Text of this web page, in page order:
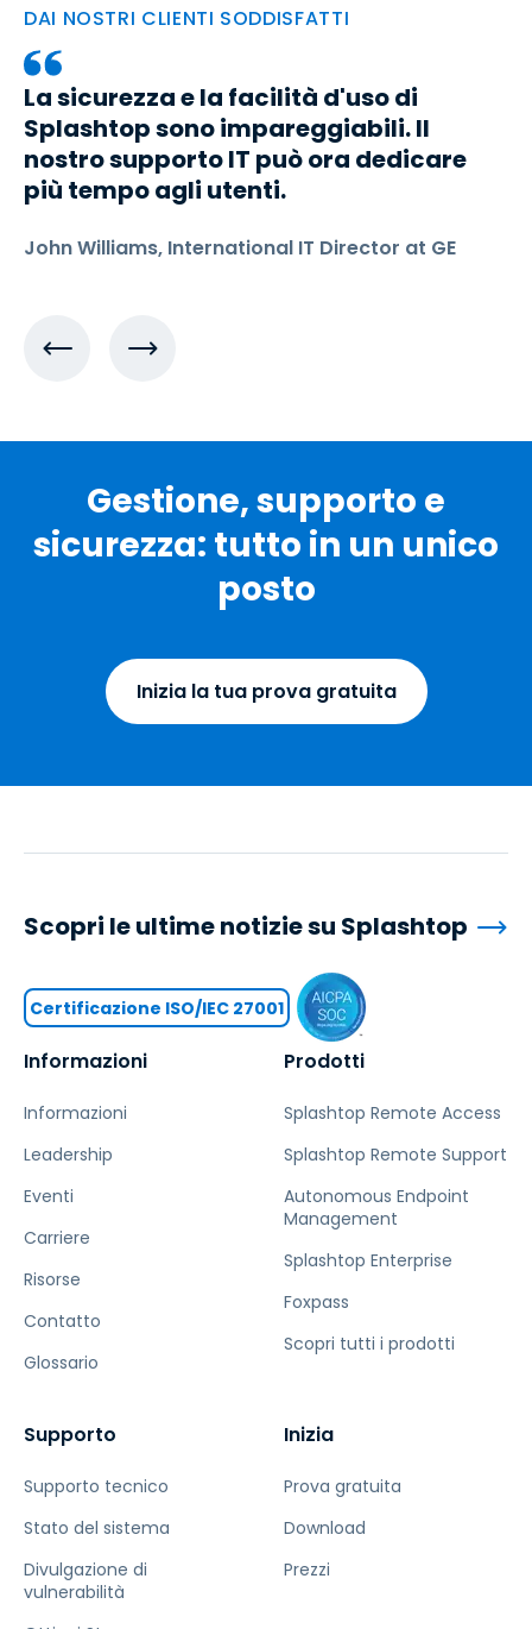
DAI NOSTRI CLIENTI SODDISFATTI
La sicurezza e la facilità d'uso di
Splashtop sono impareggiabili. Il
nostro supporto IT può ora dedicare
più tempo agli utenti.
John Williams, International IT Director at GE
Gestione, supporto e
sicurezza: tutto in un unico
posto
Inizia la tua prova gratuita
Informazioni
Informazioni
Leadership
Eventi
Carriere
Risorse
Contatto
Glossario
Prodotti
Splashtop Remote Access
Splashtop Remote Support
Autonomous Endpoint
Management
Splashtop Enterprise
Foxpass
Scopri tutti i prodotti
Supporto
Supporto tecnico
Stato del sistema
Divulgazione di
vulnerabilità
Inizia
Prova gratuita
Download
Prezzi
Scopri le ultime notizie su Splashtop
Certificazione ISO/IEC 27001